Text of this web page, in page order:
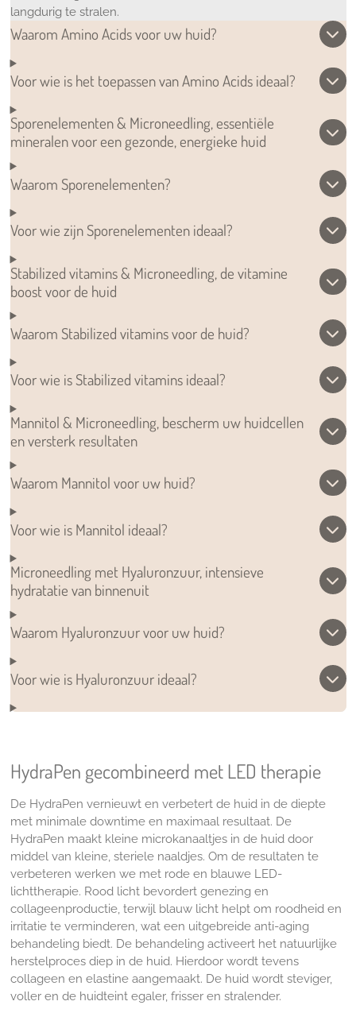
langdurig te stralen.
Waarom Amino Acids voor uw huid?
Voor wie is het toepassen van Amino Acids ideaal?
Sporenelementen & Microneedling, essentiële
mineralen voor een gezonde, energieke huid
Waarom Sporenelementen?
Voor wie zijn Sporenelementen ideaal?
Stabilized vitamins & Microneedling, de vitamine
boost voor de huid
Waarom Stabilized vitamins voor de huid?
Voor wie is Stabilized vitamins ideaal?
Mannitol & Microneedling, bescherm uw huidcellen
en versterk resultaten
Waarom Mannitol voor uw huid?
Voor wie is Mannitol ideaal?
Microneedling met Hyaluronzuur, intensieve
hydratatie van binnenuit
Waarom Hyaluronzuur voor uw huid?
Voor wie is Hyaluronzuur ideaal?
HydraPen gecombineerd met LED therapie
De HydraPen vernieuwt en verbetert de huid in de diepte
met minimale downtime en maximaal resultaat. De
HydraPen maakt kleine microkanaaltjes in de huid door
middel van kleine, steriele naaldjes. Om de resultaten te
verbeteren werken we met rode en blauwe LED-
lichttherapie. Rood licht bevordert genezing en
collageenproductie, terwijl blauw licht helpt om roodheid en
irritatie te verminderen, wat een uitgebreide anti-aging
behandeling biedt. De behandeling activeert het natuurlijke
herstelproces diep in de huid. Hierdoor wordt tevens
collageen en elastine aangemaakt. De huid wordt steviger,
voller en de huidteint egaler, frisser en stralender.